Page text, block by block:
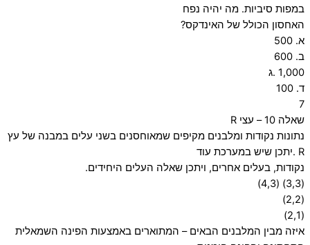
במפות סיביות. מה יהיה נפח
האחסון הכולל של האינדקס?
א. 500
ב. 600
1,000 .ג
ד. 100
7
שאלה 10 – עצי R
נתונות נקודות ומלבנים מקיפים שמאוחסנים בשני עלים במבנה של עץ
R .יתכן שיש במערכת עוד
נקודות, בעלים אחרים, ויתכן שאלה העלים היחידים.
(3,3) (4,3)
(2,2)
(2,1)
איזה מבין המלבנים הבאים – המתוארים באמצעות הפינה השמאלית